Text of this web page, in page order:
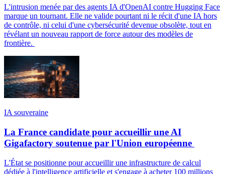
L'intrusion menée par des agents IA d'OpenAI contre Hugging Face
marque un tournant. Elle ne valide pourtant ni le récit d'une IA hors
de contrôle, ni celui d'une cybersécurité devenue obsolète, tout en
révélant un nouveau rapport de force autour des modèles de
frontière.
IA souveraine
La France candidate pour accueillir une AI
Gigafactory soutenue par l'Union européenne
L'État se positionne pour accueillir une infrastructure de calcul
dédiée à l'intelligence artificielle et s'engage à acheter 100 millions